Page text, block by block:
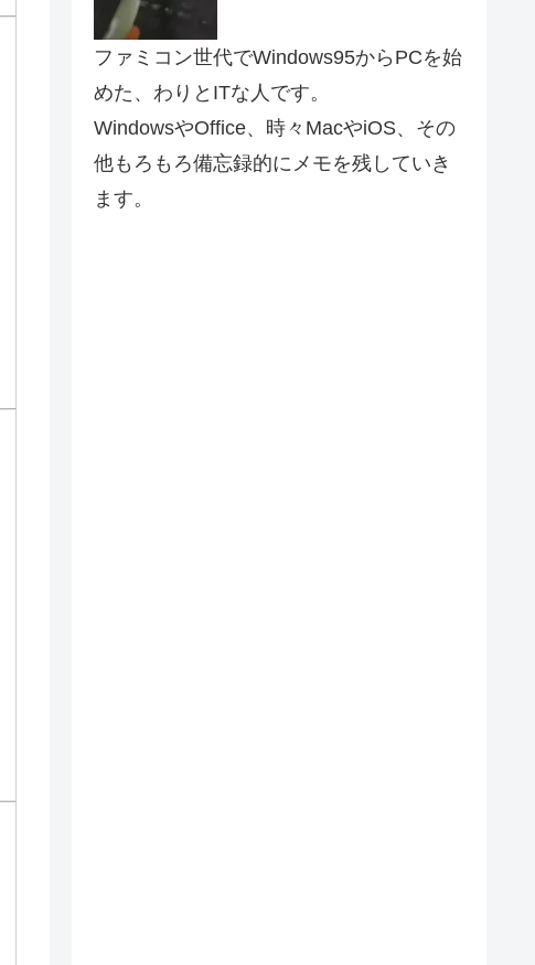
ファミコン世代でWindows95からPCを始
めた、わりとITな人です。
WindowsやOffice、時々MacやiOS、その
他もろもろ備忘録的にメモを残していき
ます。